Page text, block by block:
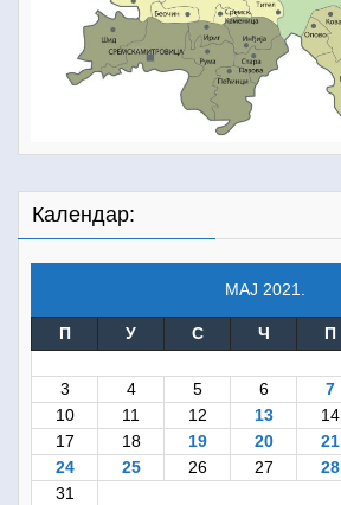
Календар:
МАЈ 2021.
П У С Ч П
3
4 5 6 7
10
11 12 13 14
17
18 19 20 21
24
25 26 27 28
31